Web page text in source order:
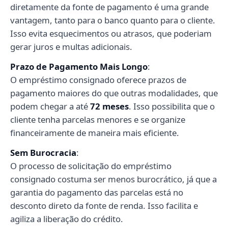
diretamente da fonte de pagamento é uma grande
vantagem, tanto para o banco quanto para o cliente.
Isso evita esquecimentos ou atrasos, que poderiam
gerar juros e multas adicionais.
Prazo de Pagamento Mais Longo:
O empréstimo consignado oferece prazos de
pagamento maiores do que outras modalidades, que
podem chegar a até72 meses. Isso possibilita que o
cliente tenha parcelas menores e se organize
financeiramente de maneira mais eficiente.
Sem Burocracia:
O processo de solicitação do empréstimo
consignado costuma ser menos burocrático, já que a
garantia do pagamento das parcelas está no
desconto direto da fonte de renda. Isso facilita e
agiliza a liberação do crédito.